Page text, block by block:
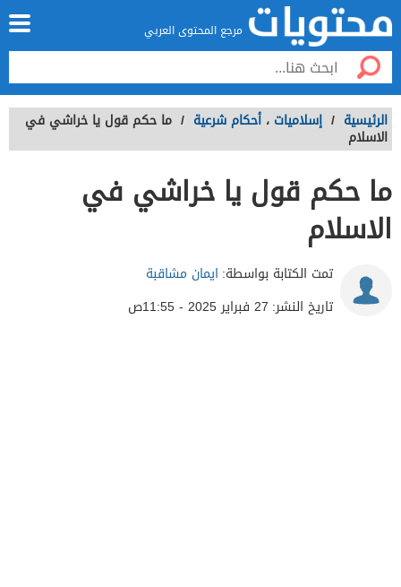
مرجع المحتوى العربي
الرئيسية / إسلاميات ، أحكام شرعية / ما حكم قول يا خراشي في
الاسلام
ما حكم قول يا خراشي في
الاسلام
تمت الكتابة بواسطة: ايمان مشاقبة
تاريخ النشر: 27 فبراير 2025 - 11:55ص